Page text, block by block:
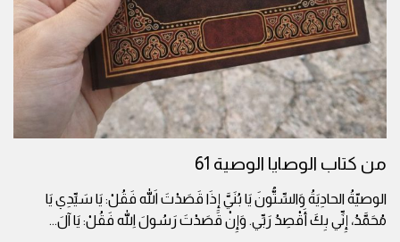
من كتاب الوصايا الوصية 61
الوصيّةُ الحادِيَةُ وَالسِّتُّونَ يَا بُنَيَّ إِذَا قَصَدْتَ اللهَ فَقُلْ: يَا سَيِّدِي يَا
مُحَمَّدُ، إِنِّي بِكَ أَقْصِدُ رَبِّي. وَإِنْ قَصَدْتَ رَسُولَ اللهِ فَقُلْ: يَا آلَ...